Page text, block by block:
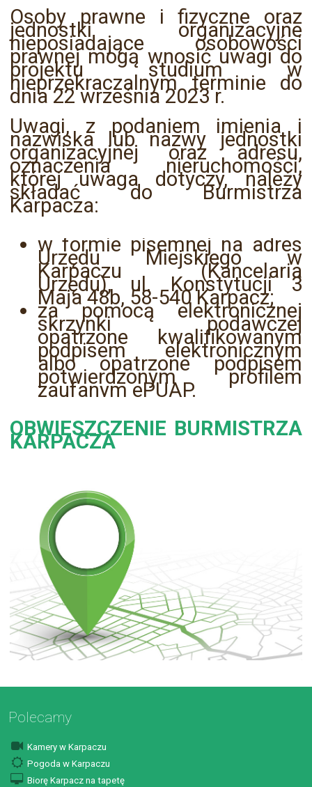
Osoby prawne i fizyczne oraz
jednostki organizacyjne
nieposiadające osobowości
prawnej mogą wnosić uwagi do
projektu studium w
nieprzekraczalnym terminie do
dnia 22 września 2023 r.
Uwagi, z podaniem imienia i
nazwiska lub nazwy jednostki
organizacyjnej oraz adresu,
oznaczenia nieruchomości,
której uwaga dotyczy, należy
składać do Burmistrza
Karpacza:
w formie pisemnej na adres
Urzędu Miejskiego w
Karpaczu (Kancelaria
Urzędu), ul. Konstytucji 3
Maja 48b, 58-540 Karpacz;
za pomocą elektronicznej
skrzynki podawczej
opatrzone kwalifikowanym
podpisem elektronicznym
albo opatrzone podpisem
potwierdzonym profilem
zaufanym ePUAP.
OBWIESZCZENIE BURMISTRZA
KARPACZA
Polecamy
Kamery w Karpaczu
Pogoda w Karpaczu
Biorę Karpacz na tapetę